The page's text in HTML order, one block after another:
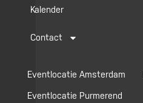
Kalender
Contact
Eventlocatie Amsterdam
Eventlocatie Purmerend